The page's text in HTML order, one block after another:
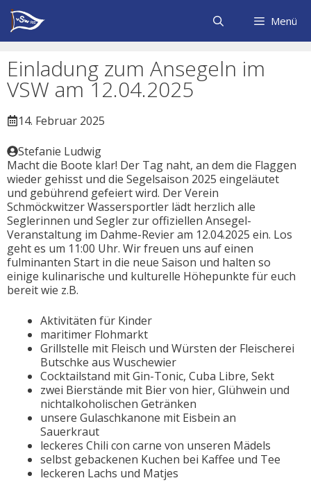
Zum
Inhalt
springen
Menü
Einladung zum Ansegeln im
VSW am 12.04.2025
14. Februar 2025
Stefanie Ludwig
Macht die Boote klar! Der Tag naht, an dem die Flaggen
wieder gehisst und die Segelsaison 2025 eingeläutet
und gebührend gefeiert wird. Der Verein
Schmöckwitzer Wassersportler lädt herzlich alle
Seglerinnen und Segler zur offiziellen Ansegel-
Veranstaltung im Dahme-Revier am 12.04.2025 ein. Los
geht es um 11:00 Uhr. Wir freuen uns auf einen
fulminanten Start in die neue Saison und halten so
einige kulinarische und kulturelle Höhepunkte für euch
bereit wie z.B.
Aktivitäten für Kinder
maritimer Flohmarkt
Grillstelle mit Fleisch und Würsten der Fleischerei
Butschke aus Wuschewier
Cocktailstand mit Gin-Tonic, Cuba Libre, Sekt
zwei Bierstände mit Bier von hier, Glühwein und
nichtalkoholischen Getränken
unsere Gulaschkanone mit Eisbein an
Sauerkraut
leckeres Chili con carne von unseren Mädels
selbst gebackenen Kuchen bei Kaffee und Tee
leckeren Lachs und Matjes